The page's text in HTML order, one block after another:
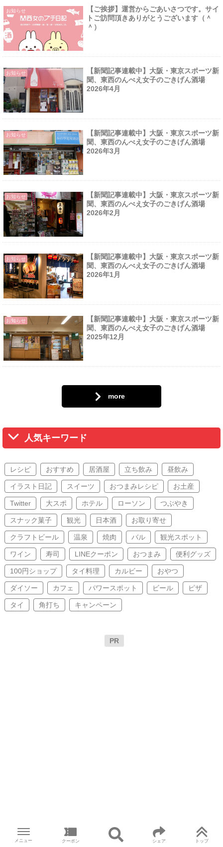
お知らせ
【ご挨拶】運営からごあいさつです。サイ
トご訪問頂きありがとうございます（＾
＾）
お知らせ
【新聞記事連載中】大阪・東京スポーツ新
聞、東西のんべえ女子のごきげん酒場
2026年4月
お知らせ
【新聞記事連載中】大阪・東京スポーツ新
聞、東西のんべえ女子のごきげん酒場
2026年3月
お知らせ
【新聞記事連載中】大阪・東京スポーツ新
聞、東西のんべえ女子のごきげん酒場
2026年2月
お知らせ
【新聞記事連載中】大阪・東京スポーツ新
聞、東西のんべえ女子のごきげん酒場
2026年1月
お知らせ
【新聞記事連載中】大阪・東京スポーツ新
聞、東西のんべえ女子のごきげん酒場
2025年12月
more
人気キーワード
レシピ おすすめ 居酒屋 立ち飲み 昼飲み
イラスト日記 スイーツ おつまみレシピ お土産
Twitter 大スポ ホテル ローソン つぶやき
スナック菓子 観光 日本酒 お取り寄せ
クラフトビール 温泉 焼肉 バル 観光スポット
ワイン 寿司 LINEクーポン おつまみ 便利グッズ
100円ショップ タイ料理 カルビー おやつ
ダイソー カフェ パワースポット ビール ピザ
タイ 角打ち キャンペーン
PR
メニュー クーポン シェア トップ